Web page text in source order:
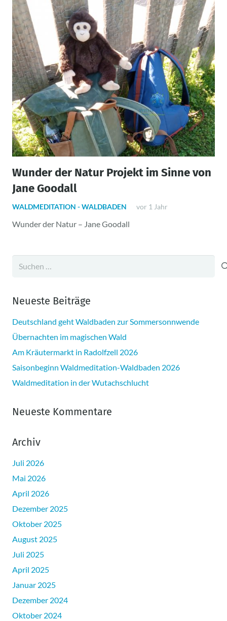
Wunder der Natur Projekt im Sinne von
Jane Goodall
WALDMEDITATION - WALDBADEN vor 1 Jahr
Wunder der Natur – Jane Goodall
Neueste Beiträge
Deutschland geht Waldbaden zur Sommersonnwende
Übernachten im magischen Wald
Am Kräutermarkt in Radolfzell 2026
Saisonbeginn Waldmeditation-Waldbaden 2026
Waldmeditation in der Wutachschlucht
Neueste Kommentare
Archiv
Juli 2026
Mai 2026
April 2026
Dezember 2025
Oktober 2025
August 2025
Juli 2025
April 2025
Januar 2025
Dezember 2024
Oktober 2024